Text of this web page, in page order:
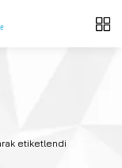
etiketlendi